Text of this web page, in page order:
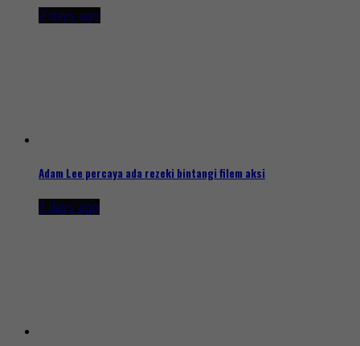
2 days ago
Adam Lee percaya ada rezeki bintangi filem aksi
3 days ago